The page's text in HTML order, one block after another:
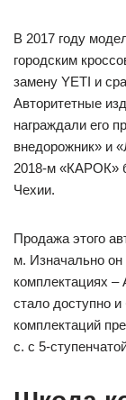
В 2017 году
городским
замену YETI и
Авторитетные
награждали его
внедорожник» и
2018-м «КАРОК»
Чехии.
Продажа этого
м. Изначально
комплектациях –
стало доступно
комплектаций
с. с 5-